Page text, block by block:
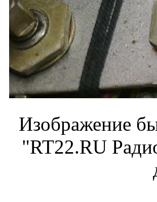
Изображение
"RT22.RU